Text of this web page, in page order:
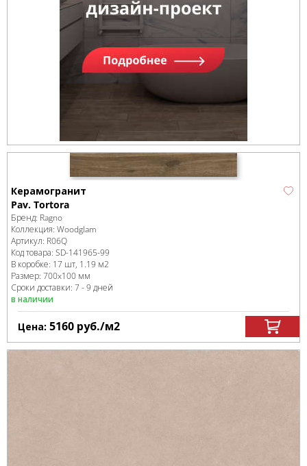
Керамогранит
Pav. Tortora
Бренд: Ragno
Коллекция: Woodglam
Артикул: R06Q
Код товара: SD-141965-99
В коробке: 17 шт, 1.19 м2
Размер: 700x100 мм
Сроки доставки: 7 - 9 дней
в наличии
Цена: 5160 руб./м2